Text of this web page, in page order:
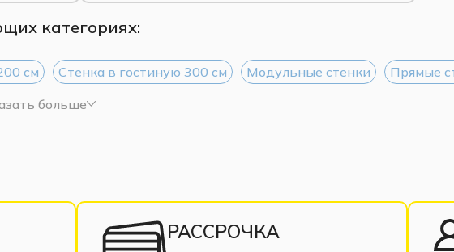
категориях:
см Стенка в гостиную 300 см Модульные стенки Прямые
больше
РАССРОЧКА